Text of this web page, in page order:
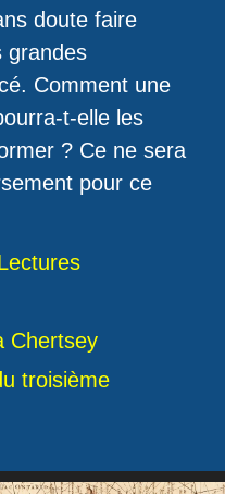
doute faire
grandes
Comment une
t-elle les
? Ce ne sera
pour ce
Chertsey
troisième